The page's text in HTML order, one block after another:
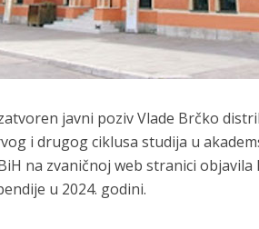
javni poziv Vlade Brčko
i drugog ciklusa studija u
na zvaničnoj web stranici
u 2024. godini.